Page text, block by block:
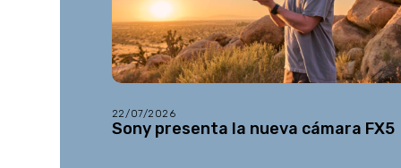
22/07/2026
Sony presenta la nueva cámara FX5